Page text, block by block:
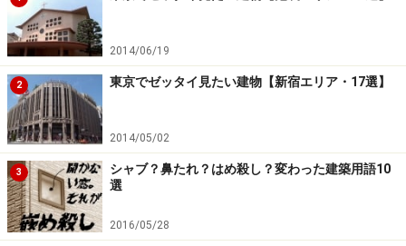
※記事内容は執筆時点のものです。最新の内容をご確認くださ
い。
2014/06/19
2 東京でゼッタイ見たい建物【新宿エリア・17選】
2014/05/02
3
シャブ？鼻たれ？はめ殺し？変わった建築用語10
選
2016/05/28